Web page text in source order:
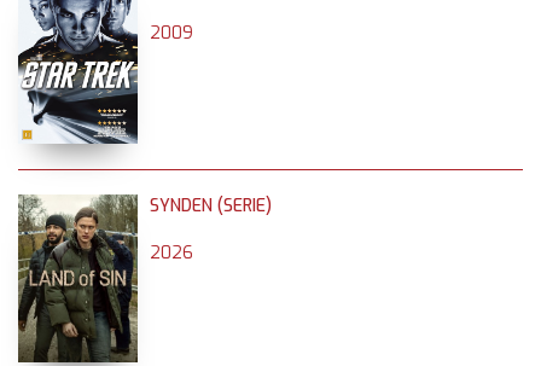
2009
SYNDEN (SERIE)
2026